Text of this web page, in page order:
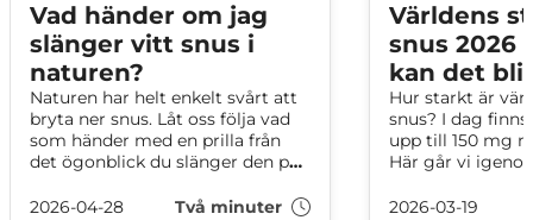
Vad händer om jag
slänger vitt snus i
naturen?
Naturen har helt enkelt svårt att
bryta ner snus. Låt oss följa vad
som händer med en prilla från
det ögonblick du slänger den på
tappert försök att bryta ner den.
2026-04-28 Två minuter
Världens
snus 2026
kan det
Hur starkt är
snus? I dag
upp till 150 mg
Här går vi
mellan mg per
2026-03-19